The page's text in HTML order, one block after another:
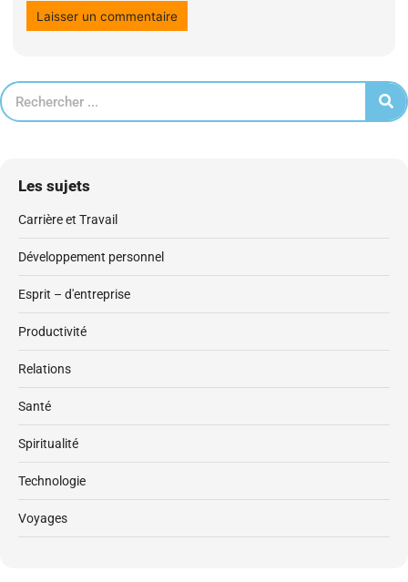
Les sujets
Carrière et Travail
Développement personnel
Esprit – d'entreprise
Productivité
Relations
Santé
Spiritualité
Technologie
Voyages